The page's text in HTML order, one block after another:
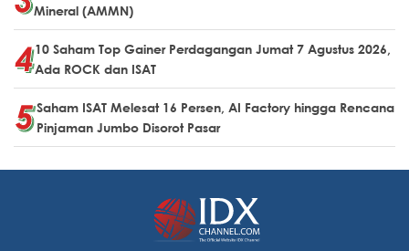
Mineral (AMMN)
10 Saham Top Gainer Perdagangan Jumat 7 Agustus 2026,
Ada ROCK dan ISAT
Saham ISAT Melesat 16 Persen, AI Factory hingga Rencana
Pinjaman Jumbo Disorot Pasar